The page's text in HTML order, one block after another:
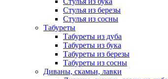
Стулья из березы
Стулья из сосны
Табуреты
Табуреты из дуба
Табуреты из бука
Табуреты из березы
Табуреты из сосны
Диваны, скамьи, лавки